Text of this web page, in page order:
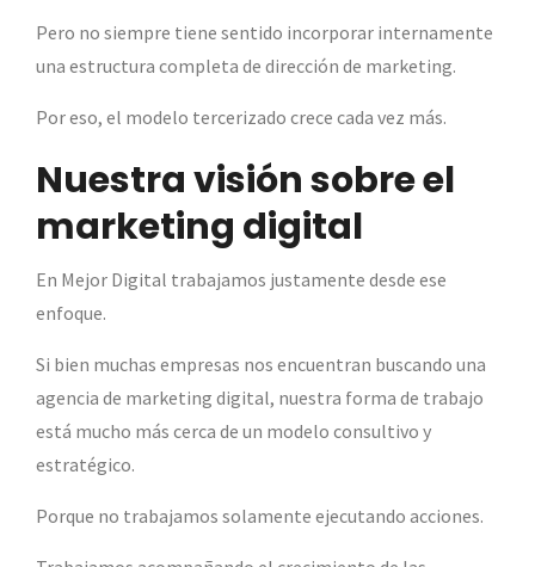
Pero no siempre tiene sentido incorporar internamente
una estructura completa de dirección de marketing.
Por eso, el modelo tercerizado crece cada vez más.
Nuestra visión sobre el
marketing digital
En Mejor Digital trabajamos justamente desde ese
enfoque.
Si bien muchas empresas nos encuentran buscando una
agencia de marketing digital, nuestra forma de trabajo
está mucho más cerca de un modelo consultivo y
estratégico.
Porque no trabajamos solamente ejecutando acciones.